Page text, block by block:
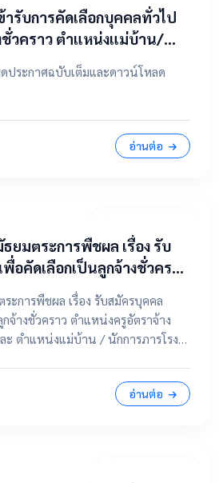
รับการคัดเลือกบุคคลทั่วไป
ชั่วคราว ตำแหน่งแม่บ้าน/
ประกาศฉบับเต็มและดาวน์โหลด
อ่านต่อ
ธยมตระการพืชผล เรื่อง รับ
อคัดเลือกเป็นลูกจ้างชั่วคราว
ง วิชาเอกภาษาอังกฤษ และ
กการภารโรง
ระการพืชผล เรื่อง รับสมัครบุคคล
จ้างชั่วคราว ตำแหน่งครูอัตราจ้าง
ะ ตำแหน่งแม่บ้าน / นักการภารโรง
อ่านต่อ